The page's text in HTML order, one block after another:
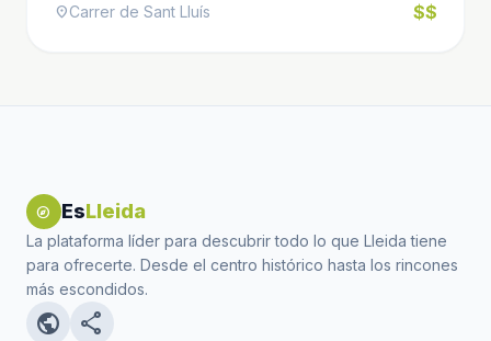
location_onCarrer de Sant Lluís $$
explore EsLleida
La plataforma líder para descubrir todo lo que Lleida tiene
para ofrecerte. Desde el centro histórico hasta los rincones
más escondidos.
public share